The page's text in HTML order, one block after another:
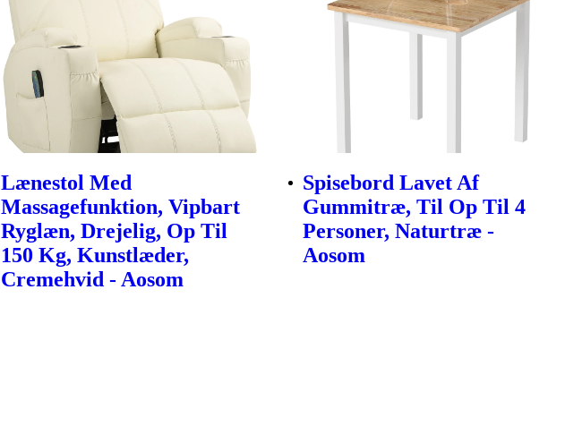
Lænestol Med
Massagefunktion, Vipbart
Ryglæn, Drejelig, Op Til
150 Kg, Kunstlæder,
Cremehvid - Aosom
Spisebord Lavet Af
Gummitræ, Til Op Til 4
Personer, Naturtræ -
Aosom